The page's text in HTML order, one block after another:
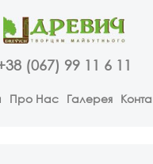
(067) 99 11 6 11
Про Нас Галерея